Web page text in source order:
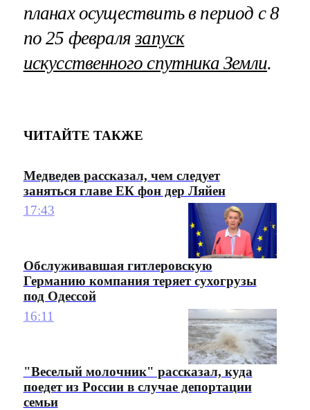
планах осуществить в период с 8
по 25 февралязапуск
искусственного спутника Земли.
ЧИТАЙТЕ ТАКЖЕ
Медведев рассказал, чем следует
заняться главе ЕК фон дер Ляйен
17:43
Обслуживавшая гитлеровскую
Германию компания теряет сухогрузы
под Одессой
16:11
"Веселый молочник" рассказал, куда
поедет из России в случае депортации
семьи